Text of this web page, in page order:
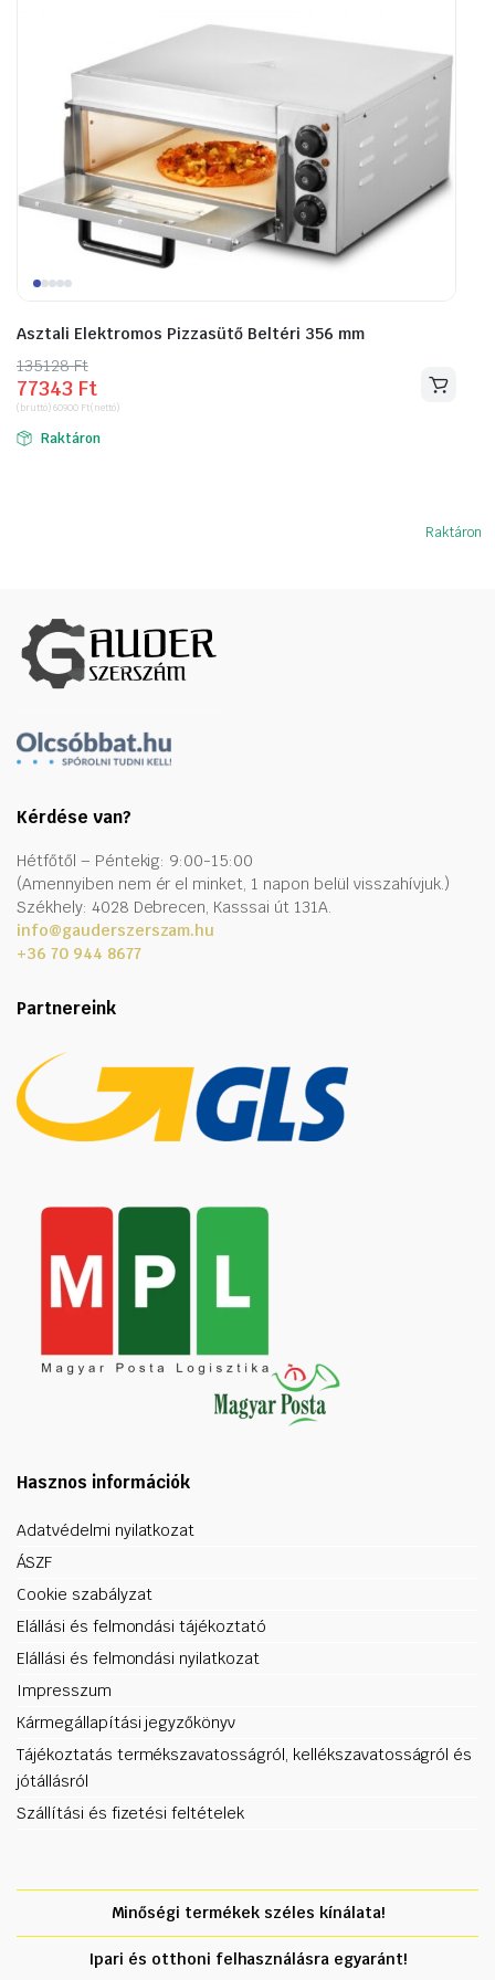
Asztali Elektromos Pizzasütő Beltéri 356 mm
135128Ft
Original
price
was:
135128 Ft.
77343 Ft
Current
price
is:
77343 Ft.
(bruttó)60900 Ft(nettó)
Raktáron
Raktáron
Kérdése van?
Hétfőtől – Péntekig: 9:00-15:00
(Amennyiben nem ér el minket, 1 napon belül visszahívjuk.)
Székhely: 4028 Debrecen, Kasssai út 131A.
info@gauderszerszam.hu
+36 70 944 8677
Partnereink
Hasznos információk
Adatvédelmi nyilatkozat
ÁSZF
Cookie szabályzat
Elállási és felmondási tájékoztató
Elállási és felmondási nyilatkozat
Impresszum
Kármegállapítási jegyzőkönyv
Tájékoztatás termékszavatosságról, kellékszavatosságról és
jótállásról
Szállítási és fizetési feltételek
Minőségi termékek széles kínálata!
Ipari és otthoni felhasználásra egyaránt!